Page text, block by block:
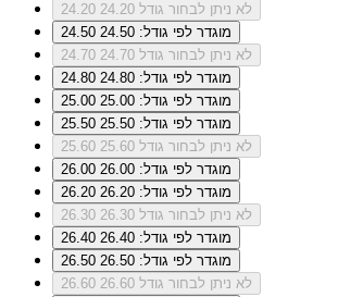
24.20
לא ניתן לבחור גודל 24.20
24.50
מוגדר לפי גודל: 24.50
24.70
לא ניתן לבחור גודל 24.70
24.80
מוגדר לפי גודל: 24.80
25.00
מוגדר לפי גודל: 25.00
25.50
מוגדר לפי גודל: 25.50
25.60
לא ניתן לבחור גודל 25.60
26.00
מוגדר לפי גודל: 26.00
26.20
מוגדר לפי גודל: 26.20
26.30
לא ניתן לבחור גודל 26.30
26.40
מוגדר לפי גודל: 26.40
26.50
מוגדר לפי גודל: 26.50
26.60
לא ניתן לבחור גודל 26.60